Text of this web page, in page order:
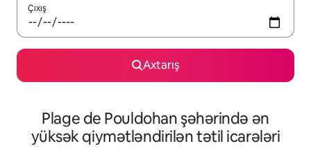
Çıxış
Axtarış
Plage de Pouldohan şəhərində ən
yüksək qiymətləndirilən tətil icarələri